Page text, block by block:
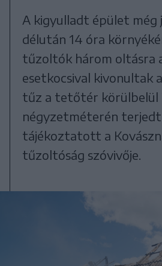
A kigyulladt épület még
délután 14 óra
tűzoltók három oltásra
esetkocsival kivonultak
tűz a tetőtér körülbelül
négyzetméterén terjedt
tájékoztatott a
tűzoltóság szóvivője.